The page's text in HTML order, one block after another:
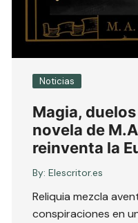
Noticias
Magia,
novela de
reinventa la
By: Elescritor.es
Reliquia mezcla
conspiraciones en